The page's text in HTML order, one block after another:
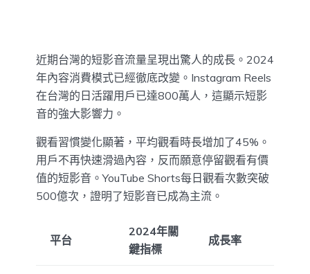
近期台灣的短影音流量呈現出驚人的成長。2024
年內容消費模式已經徹底改變。Instagram Reels
在台灣的日活躍用戶已達800萬人，這顯示短影
音的強大影響力。
觀看習慣變化顯著，平均觀看時長增加了45%。
用戶不再快速滑過內容，反而願意停留觀看有價
值的短影音。YouTube Shorts每日觀看次數突破
500億次，證明了短影音已成為主流。
平台
2024年關
鍵指標
成長率